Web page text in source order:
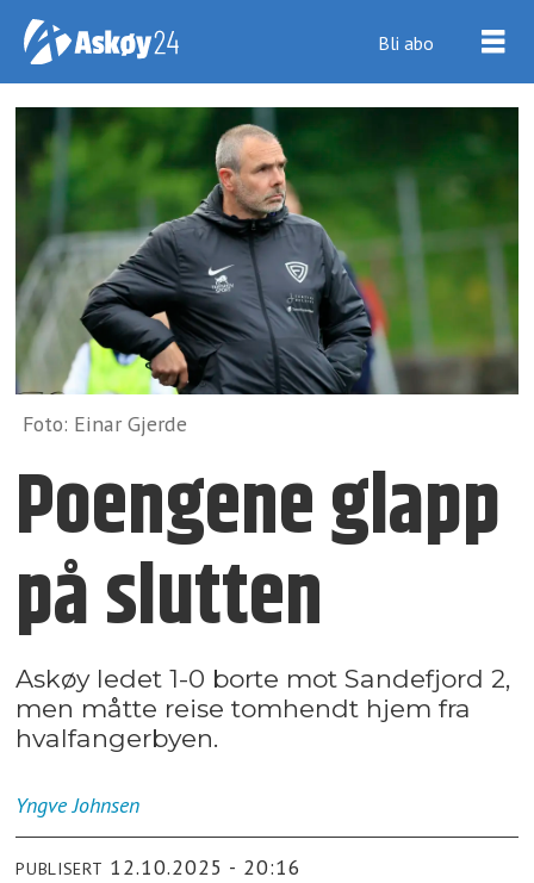
Bli abo
Foto: Einar Gjerde
Poengene glapp
på slutten
Askøy ledet 1-0 borte mot Sandefjord 2,
men måtte reise tomhendt hjem fra
hvalfangerbyen.
Yngve Johnsen
PUBLISERT 12.10.2025 - 20:16